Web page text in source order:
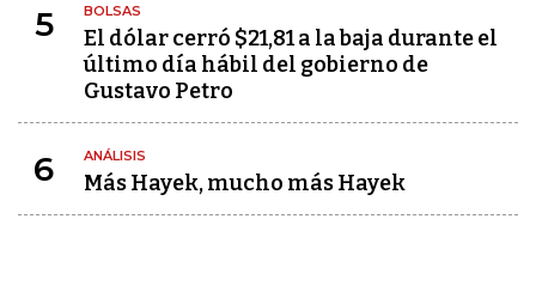
5 BOLSAS
El dólar cerró $21,81 a la baja durante el
último día hábil del gobierno de
Gustavo Petro
6 ANÁLISIS
Más Hayek, mucho más Hayek